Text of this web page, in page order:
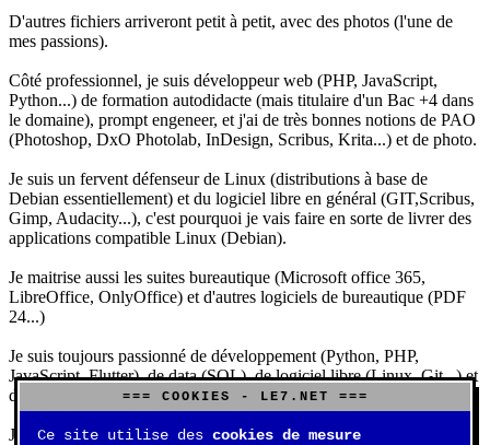
D'autres fichiers arriveront petit à petit, avec des photos (l'une de
mes passions).
Côté professionnel, je suis développeur web (PHP, JavaScript,
Python...) de formation autodidacte (mais titulaire d'un Bac +4 dans
le domaine), prompt engeneer, et j'ai de très bonnes notions de PAO
(Photoshop, DxO Photolab, InDesign, Scribus, Krita...) et de photo.
Je suis un fervent défenseur de Linux (distributions à base de
Debian essentiellement) et du logiciel libre en général (GIT,Scribus,
Gimp, Audacity...), c'est pourquoi je vais faire en sorte de livrer des
applications compatible Linux (Debian).
Je maitrise aussi les suites bureautique (Microsoft office 365,
LibreOffice, OnlyOffice) et d'autres logiciels de bureautique (PDF
24...)
Je suis toujours passionné de développement (Python, PHP,
JavaScript, Flutter), de data (SQL), de logiciel libre (Linux, Git...) et
d'IA (principalement Claude et DeepSeek).
J'aime jouer, surtout aux jeux de sociétés (Risk, Uno, Scrabble...),
=== COOKIES - LE7.NET ===
Ce site utilise des cookies de mesure